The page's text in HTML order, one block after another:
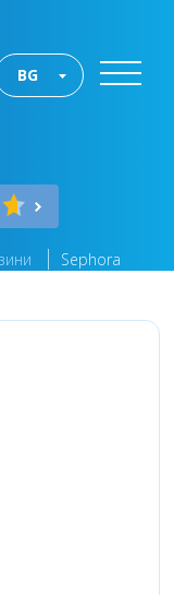
BG
Sephora